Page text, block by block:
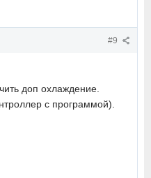
#9
доп охлаждение.
с программой).